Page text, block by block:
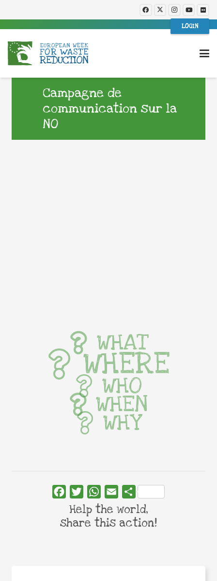
LOGIN
Campagne de
communication sur la
NO
WHAT
WHERE
WHO
WHEN
WHY
FacebookTwitterWhatsApp
Email Share
Help the world,
share this action!